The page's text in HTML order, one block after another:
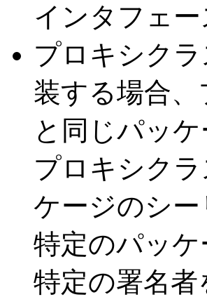
インタフェ
プロキシク
装する場合
と同じパッ
プロキシク
ケージのシ
特定のパッ
特定の署名